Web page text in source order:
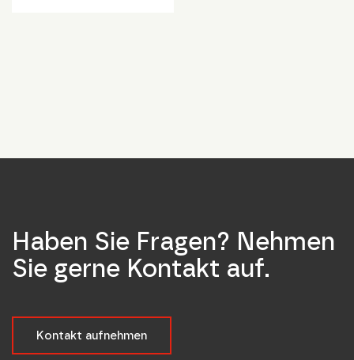
Haben Sie Fragen? Nehmen
Sie gerne Kontakt auf.
Kontakt aufnehmen